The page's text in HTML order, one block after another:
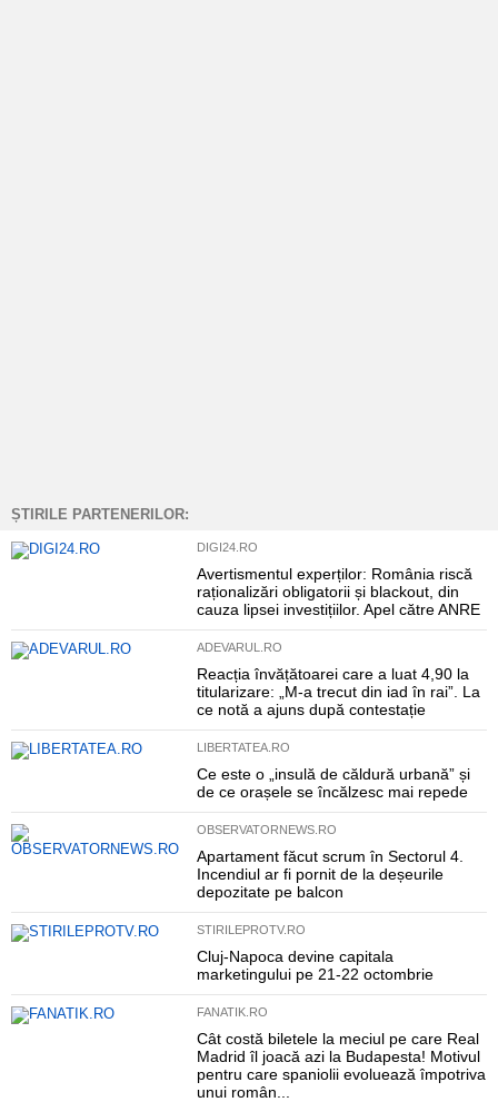
ȘTIRILE PARTENERILOR:
DIGI24.RO
Avertismentul experților: România riscă
raționalizări obligatorii și blackout, din
cauza lipsei investițiilor. Apel către ANRE
ADEVARUL.RO
Reacția învățătoarei care a luat 4,90 la
titularizare: „M-a trecut din iad în rai”. La
ce notă a ajuns după contestație
LIBERTATEA.RO
Ce este o „insulă de căldură urbană” și
de ce orașele se încălzesc mai repede
OBSERVATORNEWS.RO
Apartament făcut scrum în Sectorul 4.
Incendiul ar fi pornit de la deșeurile
depozitate pe balcon
STIRILEPROTV.RO
Cluj-Napoca devine capitala
marketingului pe 21-22 octombrie
FANATIK.RO
Cât costă biletele la meciul pe care Real
Madrid îl joacă azi la Budapesta! Motivul
pentru care spaniolii evoluează împotriva
unui român...